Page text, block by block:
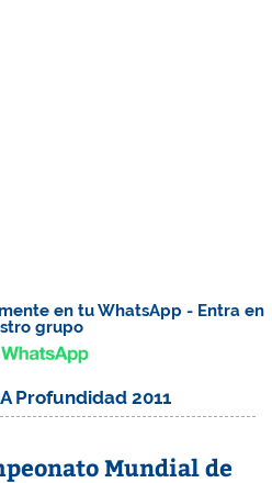
en tu WhatsApp - Entra en
grupo
Profundidad 2011
Mundial de